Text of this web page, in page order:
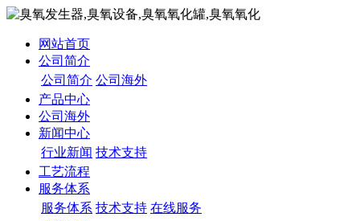
网站首页
公司简介
公司简介 公司海外
产品中心
公司海外
新闻中心
行业新闻 技术支持
工艺流程
服务体系
服务体系 技术支持 在线服务